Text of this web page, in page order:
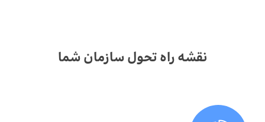
نقشه راه تحول سازمان شما